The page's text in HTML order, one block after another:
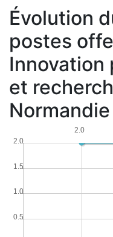
Évolution
postes
Innovation
et
Normandie
0.5
1.0
1.5
2.0
2.0